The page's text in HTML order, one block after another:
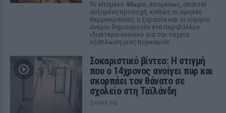
Το επόμενο 48ωρο, επομένως, απαιτεί
αυξημένη προσοχή, καθώς οι υψηλές
θερμοκρασίες, η ξηρασία και οι ισχυροί
άνεμοι δημιουργούν ένα περιβάλλον
ιδιαίτερα ευνοϊκό για την ταχεία
εξάπλωση μιας πυρκαγιάς
Σοκαριστικό βίντεο: Η στιγμή
που ο 14χρονος ανοίγει πυρ και
σκορπάει τον θάνατο σε
σχολείο στη Ταϊλάνδη
ΣΉΜΕΡΑ